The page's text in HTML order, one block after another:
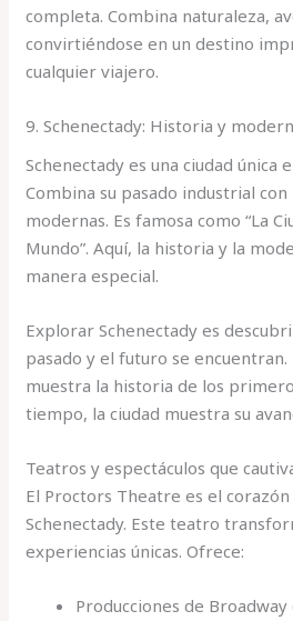
completa. Combina naturaleza,
convirtiéndose en un destino
cualquier viajero.
9. Schenectady: Historia y
Schenectady es una ciudad única
Combina su pasado industrial con
modernas. Es famosa como “La
Mundo”. Aquí, la historia y la
manera especial.
Explorar Schenectady es
pasado y el futuro se
muestra la historia de los
tiempo, la ciudad muestra su
Teatros y espectáculos que
El Proctors Theatre es el
Schenectady. Este teatro
experiencias únicas. Ofrece:
Producciones de